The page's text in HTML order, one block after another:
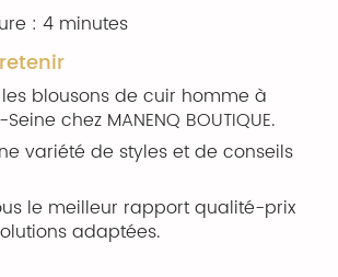
: 4 minutes
blousons de cuir homme à
chez MANENQ BOUTIQUE.
variété de styles et de conseils
le meilleur rapport qualité-prix
adaptées.